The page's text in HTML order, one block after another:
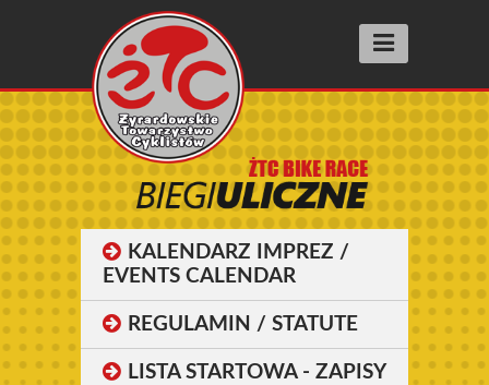
Aktualności
Wyścigi racing
SUPER PRESTIGE
FIT RACE
SZOSOMANNIA
INNE WYŚCIGI
BIEGI ULICZNE street running
KALENDARZ IMPREZ /
EVENTS CALENDAR
REGULAMIN / STATUTE
LISTA STARTOWA - ZAPISY